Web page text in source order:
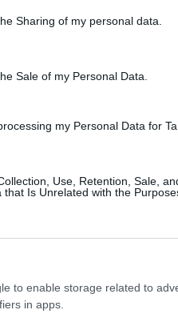
Sharing of my personal data.
Sale of my Personal Data.
my Personal Data for
Use, Retention, Sale,
that Is Unrelated with the
to enable storage related to
in apps.